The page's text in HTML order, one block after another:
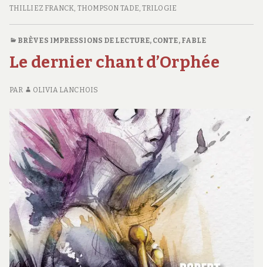
THILLIEZ FRANCK THOMPSON TADE ,TRILOGIE
BRÈVES IMPRESSIONS DE LECTURE, CONTE, FABLE
Le dernier chant d’Orphée
PAR OLIVIA LANCHOIS